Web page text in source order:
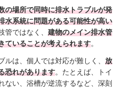
の場所で同時に排水トラブルが発
水系統に問題がある可能性が高い
管ではなく、 建物のメイン排水管
ていることが考えられます。
は、個人では対応が難しく、 放
恐れがあります。たとえば、トイ
ない、浴槽が逆流するなど、深刻